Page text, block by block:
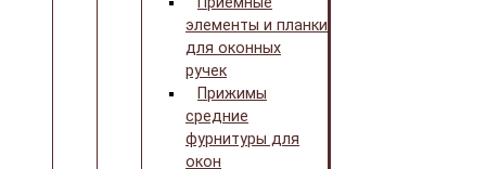
элементы и планки
для оконных
ручек
Прижимы
средние
фурнитуры для
окон